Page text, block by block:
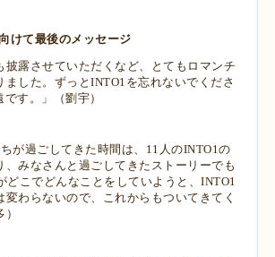
けて最後のメッセージ
披露させていただくなど、とてもロマンチ
ま した。ずっとINTO1を忘れないでくださ
す。」（劉宇）
ちが過ごしてきた時間は、11人のINTO1の
、みなさんと過ごしてきたストーリーでも
どこでどんなことをして いようと、INTO1
変わらないので、これからもついてきてく